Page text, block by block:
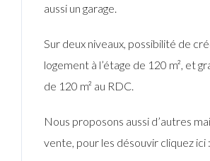
aussi un garage.
Sur deux niveaux, possibilité de
logement à l’étage de 120 m², et
de 120 m² au RDC.
Nous proposons aussi d’autres
vente, pour les désouvir cliquez ici :